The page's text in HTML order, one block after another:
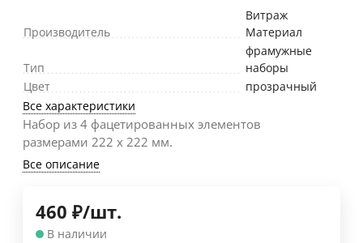
Производитель
Витраж
Материал
Тип
фрамужные
наборы
Цвет
прозрачный
Все характеристики
Набор из 4 фацетированных элементов
размерами 222 х 222 мм.
Все описание
460 ₽/шт.
В наличии